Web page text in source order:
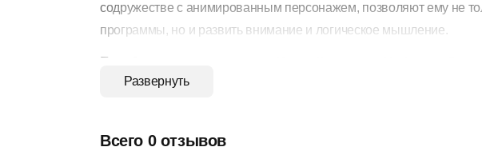
содружестве с анимированным персонажем, позволяют ему не
программы, но и развить внимание и логическое мышление.
Подобная подача материала
только активно, легко и прочно усвоить материал школьной
Развернуть
Всего 0 отзывов